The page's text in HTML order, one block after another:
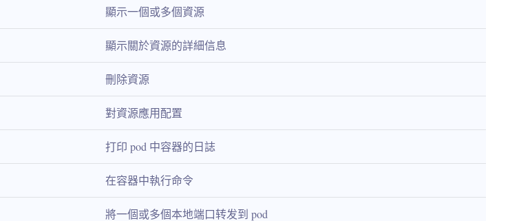
顯示一個或多個資源
顯示關於資源的詳細信息
刪除資源
對資源應用配置
打印 pod 中容器的日誌
在容器中執行命令
將一個或多個本地端口转发到 pod